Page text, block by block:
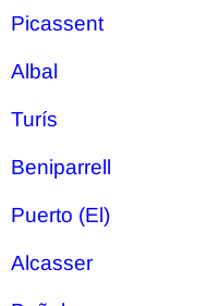
Picassent
Albal
Turís
Beniparrell
Puerto (El)
Alcasser